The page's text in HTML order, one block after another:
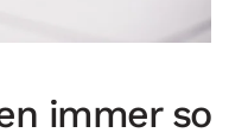
immer so